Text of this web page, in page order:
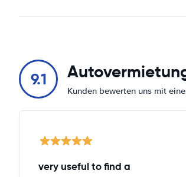
9.1
Kunden bewerten uns mit
very useful to find a